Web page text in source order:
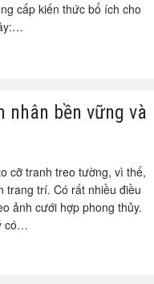
cấp kiến thức bổ ích cho
bền vững và
cỡ tranh treo tường, vì thế,
trang trí. Có rất nhiều điều
ảnh cưới hợp phong thủy.
có…